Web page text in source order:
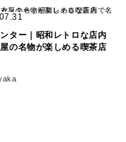
ター｜昭和レトロな店内
の名物が楽しめる喫茶店